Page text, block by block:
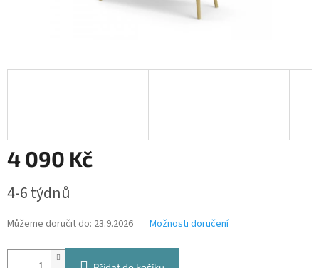
4 090 Kč
cena:
4-6 týdnů
Můžeme doručit do: 23.9.2026 Možnosti doručení